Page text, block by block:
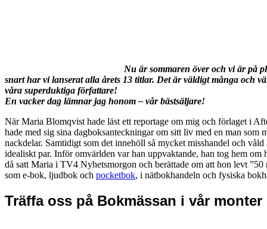
Nu är sommaren över och vi är på
snart har vi lanserat alla årets 13 titlar. Det är väldigt många och
våra superduktiga författare!
En vacker dag lämnar jag honom – vår bästsäljare!
När Maria Blomqvist hade läst ett reportage om mig och förlaget i
hade med sig sina dagboksanteckningar om sitt liv med en man
nackdelar. Samtidigt som det innehöll så mycket misshandel och
idealiskt par. Inför omvärlden var han uppvaktande, han tog hem
då satt Maria i TV4 Nyhetsmorgon och berättade om att hon levt
som e-bok, ljudbok och pocketbok, i nätbokhandeln och fysiska
Träffa oss på Bokmässan i vår monter